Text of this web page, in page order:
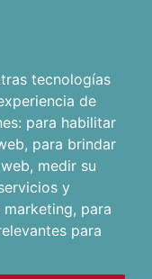
tecnologías
de
para habilitar
, para brindar
, medir su
y
marketing, para
para